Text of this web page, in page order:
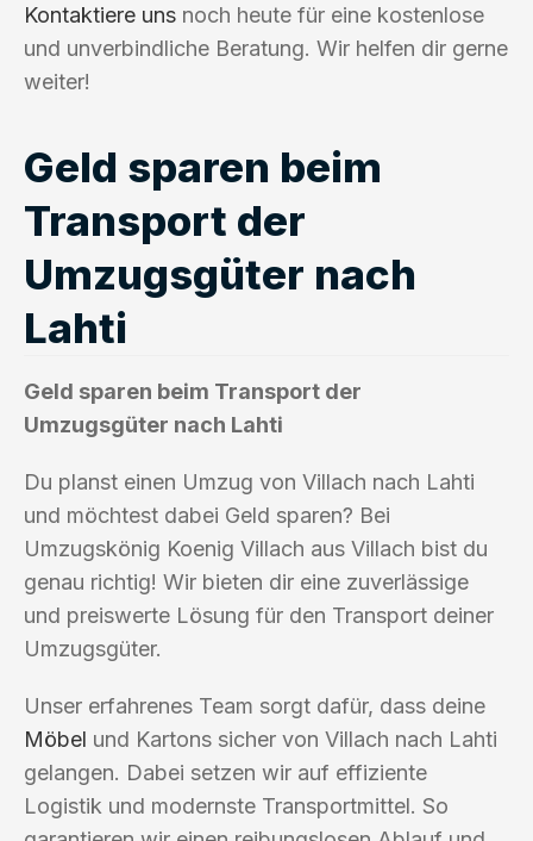
Kontaktiere uns noch heute für eine kostenlose
und unverbindliche Beratung. Wir helfen dir gerne
weiter!
Geld sparen beim
Transport der
Umzugsgüter nach
Lahti
Geld sparen beim Transport der
Umzugsgüter nach Lahti
Du planst einen Umzug von Villach nach Lahti
und möchtest dabei Geld sparen? Bei
Umzugskönig Koenig Villach aus Villach bist du
genau richtig! Wir bieten dir eine zuverlässige
und preiswerte Lösung für den Transport deiner
Umzugsgüter.
Unser erfahrenes Team sorgt dafür, dass deine
Möbel und Kartons sicher von Villach nach Lahti
gelangen. Dabei setzen wir auf effiziente
Logistik und modernste Transportmittel. So